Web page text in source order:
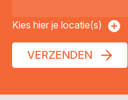
Kies hier je locatie(s)
VERZENDEN